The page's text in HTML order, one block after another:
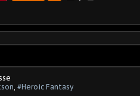
#Heroic Fantasy